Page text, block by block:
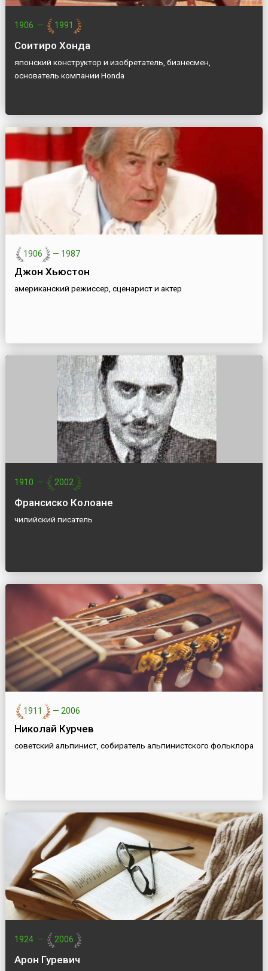
1906 — 1991
Соитиро Хонда
японский конструктор и изобретатель, бизнесмен,
основатель компании Honda
1906 — 1987
Джон Хьюстон
американский режиссер, сценарист и актер
1910 — 2002
Франсиско Колоане
чилийский писатель
1911 — 2006
Николай Курчев
советский альпинист, собиратель альпинистского фольклора
1924 — 2006
Арон Гуревич